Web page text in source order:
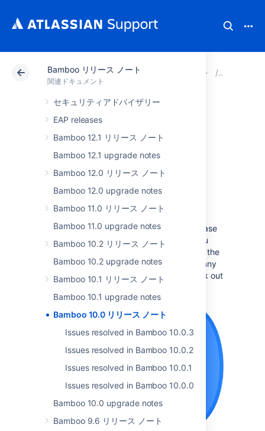
Bamboo リリース ノート
関連ドキュメント
セキュリティアドバイザリー
EAP releases
Bamboo 12.1 リリース ノート
Bamboo 12.1 upgrade notes
Bamboo 12.0 リリース ノート
Bamboo 12.0 upgrade notes
Bamboo 11.0 リリース ノート
Bamboo 11.0 upgrade notes
Bamboo 10.2 リリース ノート
Bamboo 10.2 upgrade notes
Bamboo 10.1 リリース ノート
Bamboo 10.1 upgrade notes
Bamboo 10.0 リリース ノート
Issues resolved in Bamboo 10.0.3
Issues resolved in Bamboo 10.0.2
Issues resolved in Bamboo 10.0.1
Issues resolved in Bamboo 10.0.0
Bamboo 10.0 upgrade notes
Bamboo 9.6 リリース ノート
アトラシアン サポート 関連ドキュメント
Bamboo 10.0 リリ
ース ノート
2024 年 8 月
We’re proud to presentBamboo 10.0
Take some time and read through the release
notes to learn what we've prepared for you
wing by the
Bamboo 10.0 upgrade notes to check for any
breaking change and don’t forget to check out